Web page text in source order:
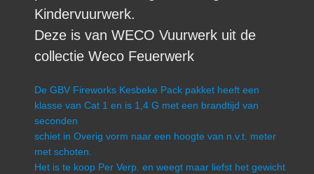
Kindervuurwerk.
Deze is van WECO Vuurwerk uit de
collectie Weco Feuerwerk
De GBV Fireworks Kesbeke Pack pakket heeft een
klasse van Cat 1 en is 1,4 G met een brandtijd van
seconden
schiet in Overig vorm naar een hoogte van n.v.t. meter
met schoten.
Het is te koop Per Verp. en weegt maar liefst het gewicht